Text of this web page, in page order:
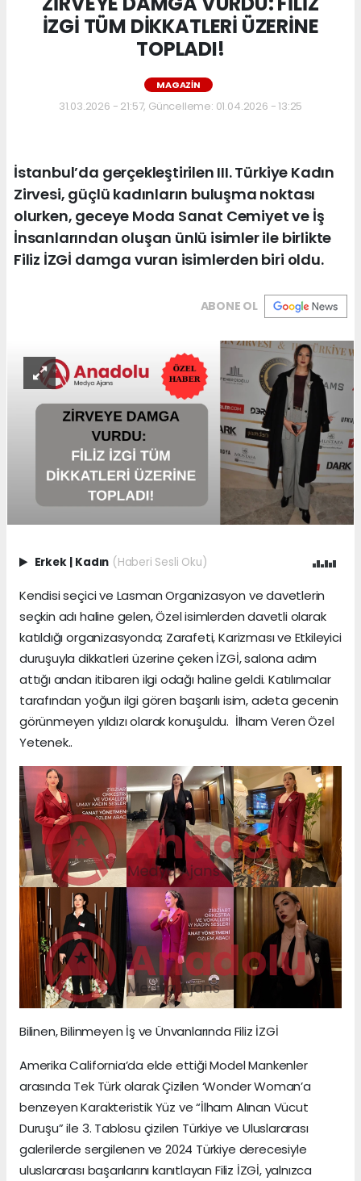
İZGİ TÜM DİKKATLERİ ÜZERİNE
TOPLADI!
MAGAZIN
31.03.2026 - 21:57, Güncelleme: 01.04.2026 - 13:25
İstanbul’da gerçekleştirilen III. Türkiye Kadın
Zirvesi, güçlü kadınların buluşma noktası
olurken, geceye Moda Sanat Cemiyet ve İş
İnsanlarından oluşan ünlü isimler ile birlikte
Filiz İZGİ damga vuran isimlerden biri oldu.
ABONE OL
Erkek | Kadın (Haberi Sesli Oku)
Kendisi seçici ve Lasman Organizasyon ve davetlerin
seçkin adı haline gelen, Özel isimlerden davetli olarak
katıldığı organizasyonda; Zarafeti, Karizması ve Etkileyici
duruşuyla dikkatleri üzerine çeken İZGİ, salona adım
attığı andan itibaren ilgi odağı haline geldi. Katılımcılar
tarafından yoğun ilgi gören başarılı isim, adeta gecenin
görünmeyen yıldızı olarak konuşuldu. İlham Veren Özel
Yetenek..
Bilinen, Bilinmeyen İş ve Ünvanlarında Filiz İZGİ
Amerika California’da elde ettiği Model Mankenler
arasında Tek Türk olarak Çizilen ‘Wonder Woman’a
benzeyen Karakteristik Yüz ve “İlham Alınan Vücut
Duruşu” ile 3. Tablosu çizilen Türkiye ve Uluslararası
galerilerde sergilenen ve 2024 Türkiye derecesiyle
uluslararası başarılarını kanıtlayan Filiz İZGİ, yalnızca